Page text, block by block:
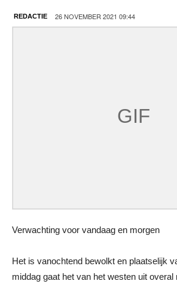
REDACTIE 26 NOVEMBER 2021 09:44
Verwachting voor vandaag en morgen
Het is vanochtend bewolkt en plaatselijk
middag gaat het van het westen uit overal